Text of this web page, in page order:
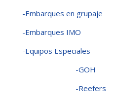
-Embarques en grupaje
-Embarques IMO
-Equipos Especiales
-GOH
-Reefers